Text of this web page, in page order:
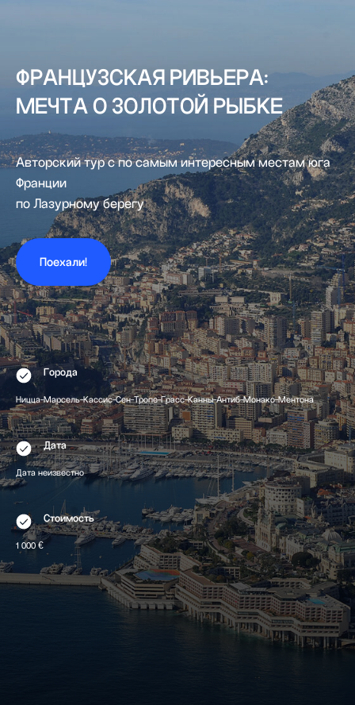
ФРАНЦУЗСКАЯ РИВЬЕРА:
МЕЧТА О ЗОЛОТОЙ РЫБКЕ
Авторский тур с по самым интересным местам юга
Франции
по Лазурному берегу
Поехали!
Города
Ницца-Марсель-Кассис-Сен-Тропе-Грасс-Канны-Антиб-Монако-Ментона
Дата
Дата неизвестно
Стоимость
1 000 €